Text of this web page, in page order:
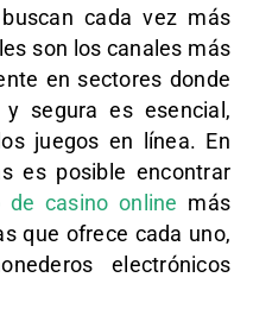
cada vez más
son los canales más
en sectores donde
y segura es esencial,
juegos en línea. En
es posible encontrar
casino online más
que ofrece cada uno,
electrónicos